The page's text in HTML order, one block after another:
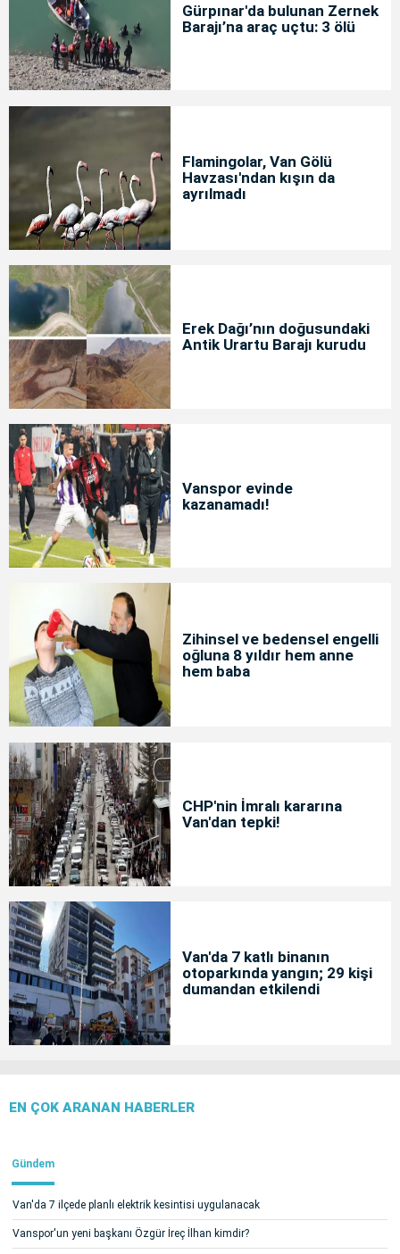
Gürpınar'da bulunan Zernek
Barajı’na araç uçtu: 3 ölü
Flamingolar, Van Gölü
Havzası'ndan kışın da
ayrılmadı
Erek Dağı’nın doğusundaki
Antik Urartu Barajı kurudu
Vanspor evinde
kazanamadı!
Zihinsel ve bedensel engelli
oğluna 8 yıldır hem anne
hem baba
CHP'nin İmralı kararına
Van'dan tepki!
Van'da 7 katlı binanın
otoparkında yangın; 29 kişi
dumandan etkilendi
EN ÇOK ARANAN HABERLER
Gündem
Van'da 7 ilçede planlı elektrik kesintisi uygulanacak
Vanspor'un yeni başkanı Özgür İreç İlhan kimdir?